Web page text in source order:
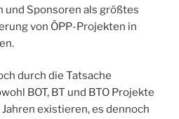
Sponsoren als größtes
von ÖPP-Projekten in
durch die Tatsache
BOT, BT und BTO Projekte
existieren, es dennoch